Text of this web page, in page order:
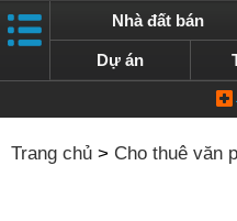
Nhà đất bán
Dự án
Trang chủ > Cho thuê văn